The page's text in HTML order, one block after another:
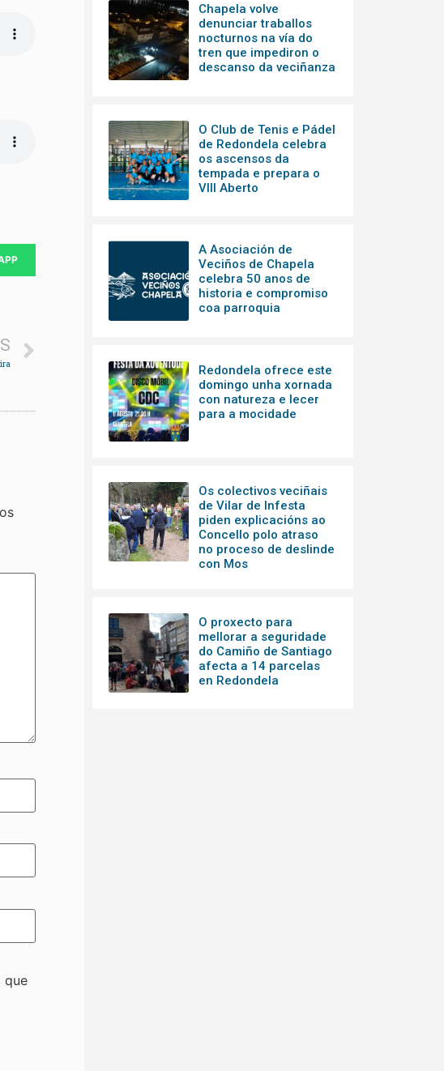
que
Chapela volve
denunciar traballos
nocturnos na vía do
tren que impediron o
descanso da veciñanza
O Club de Tenis e Pádel
de Redondela celebra
os ascensos da
tempada e prepara o
VIII Aberto
A Asociación de
Veciños de Chapela
celebra 50 anos de
historia e compromiso
coa parroquia
Redondela ofrece este
domingo unha xornada
con natureza e lecer
para a mocidade
Os colectivos veciñais
de Vilar de Infesta
piden explicacións ao
Concello polo atraso
no proceso de deslinde
con Mos
O proxecto para
mellorar a seguridade
do Camiño de Santiago
afecta a 14 parcelas
en Redondela